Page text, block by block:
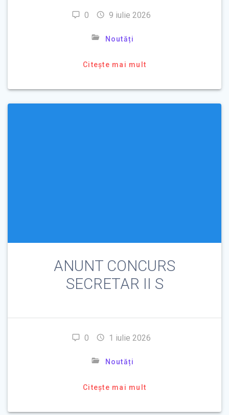
0 9 iulie 2026
Noutăți
Citește mai mult
ANUNT CONCURS
SECRETAR II S
0 1 iulie 2026
Noutăți
Citește mai mult